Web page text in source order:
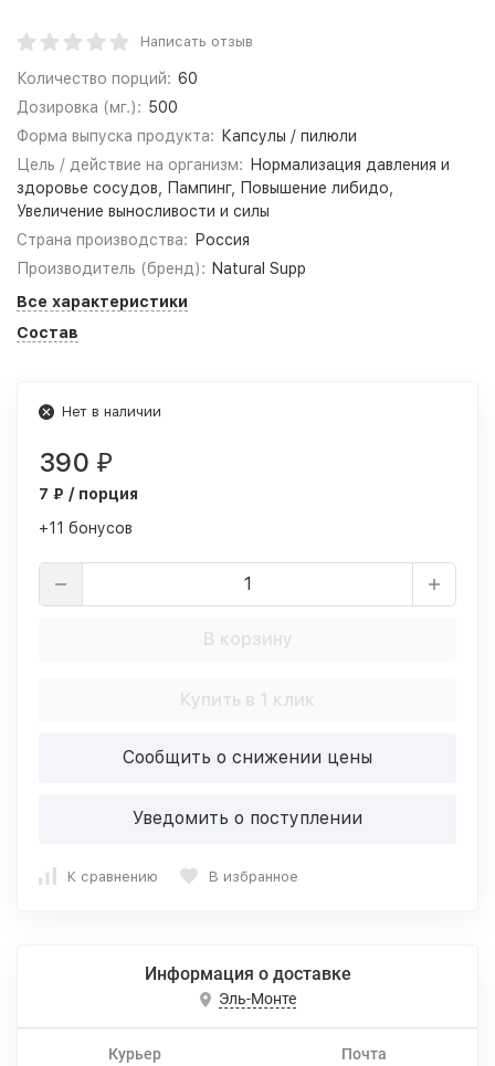
Написать отзыв
Количество порций: 60
Дозировка (мг.): 500
Форма выпуска продукта:
Капсулы / пилюли
Цель / действие на организм:
Нормализация давления и
здоровье сосудов, Пампинг, Повышение либидо,
Увеличение выносливости и силы
Страна производства:
Россия
Производитель (бренд): Natural Supp
Все характеристики
Состав
Нет в наличии
390 ₽
7 ₽ / порция
+11 бонусов
В корзину
Купить в 1 клик
Сообщить о снижении цены
Уведомить о поступлении
К сравнению В избранное
Информация о доставке
Эль-Монте
Курьер Почта